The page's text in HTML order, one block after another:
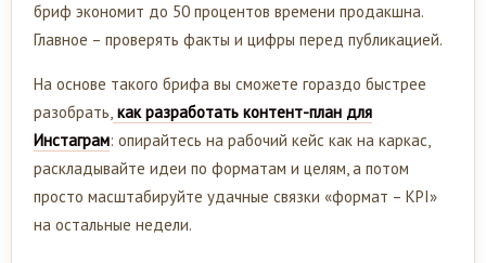
бриф экономит до 50 процентов времени продакшна.
Главное – проверять факты и цифры перед публикацией.
На основе такого брифа вы сможете гораздо быстрее
разобрать, как разработать контент-план для
Инстаграм: опирайтесь на рабочий кейс как на каркас,
раскладывайте идеи по форматам и целям, а потом
просто масштабируйте удачные связки «формат – KPI»
на остальные недели.